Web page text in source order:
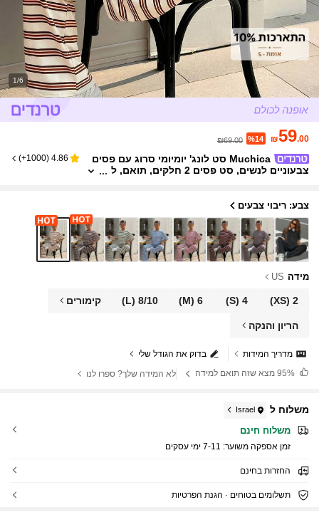
1/6
₪59.00
%14
₪69.00
Muchica סט לונג' יומיומי סרוג עם פסים
צבעוניים לנשים, סט פסים 2 חלקים, תואם, ל
4.86
(
1000+
)
צבע: ריבוי צבעים
מידה US
2
(XS)
4
(S)
6
(M)
8/10
(L) קימורים
הריון והנקה
בדוק את הגודל שלי
מדריך המידות
מצא שזה תואם למידה לא המידה שלך? ספרו לנו
משלוח ל Israel
משלוח חינם
זמן אספקה ​​משוער: 7-11 ימי עסקים
החזרות בחינם
תשלומים בטוחים · הגנת הפרטיות